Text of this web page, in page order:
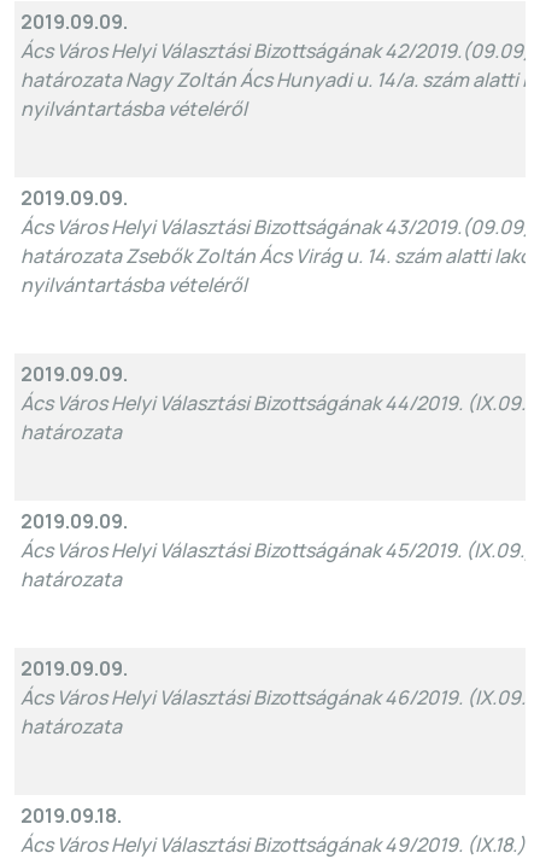
2019.09.09.
Ács Város Helyi Választási Bizottságának 42/
határozata Nagy Zoltán Ács Hunyadi u. 14/a. szám alatti
nyilvántartásba vételéről
2019.09.09.
Ács Város Helyi Választási Bizottságának 43/
határozata Zsebők Zoltán Ács Virág u. 14. szám alatti lakos
nyilvántartásba vételéről
2019.09.09.
Ács Város Helyi Választási Bizottságának 44/2019. (IX.09.)
határozata
2019.09.09.
Ács Város Helyi Választási Bizottságának 45/2019. (IX.09.)
határozata
2019.09.09.
Ács Város Helyi Választási Bizottságának 46/2019. (IX.09.)
határozata
2019.09.18.
Ács Város Helyi Választási Bizottságának 49/2019.